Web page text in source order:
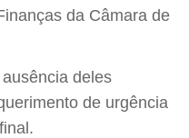
da Câmara de
deles
de urgência